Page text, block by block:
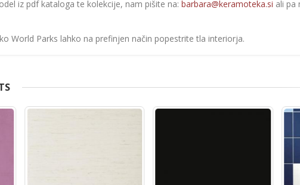
iz pdf kataloga te kolekcije, nam pišite na: barbara@keramoteka.si ali pa
World Parks lahko na prefinjen način popestrite tla interiorja.